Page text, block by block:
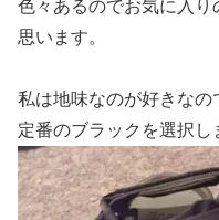
色々あるのでお気に入り
思います。
私は地味なのが好きなの
定番のブラックを選択し